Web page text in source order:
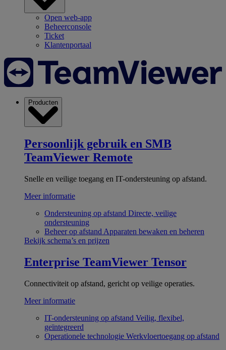
Open web-app
Beheerconsole
Ticket
Klantenportaal
Producten
Persoonlijk gebruik en SMB
TeamViewer Remote
Snelle en veilige toegang en IT-ondersteuning op afstand.
Meer informatie
Ondersteuning op afstand Directe, veilige
ondersteuning
Beheer op afstand Apparaten bewaken en beheren
Bekijk schema’s en prijzen
Enterprise TeamViewer Tensor
Connectiviteit op afstand, gericht op veilige operaties.
Meer informatie
IT-ondersteuning op afstand Veilig, flexibel,
geïntegreerd
Operationele technologie Werkvloertoegang op afstand